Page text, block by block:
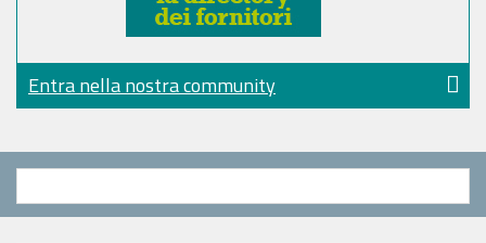
Entra nella nostra community